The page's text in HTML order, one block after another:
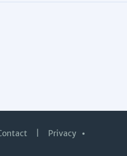
Privacy